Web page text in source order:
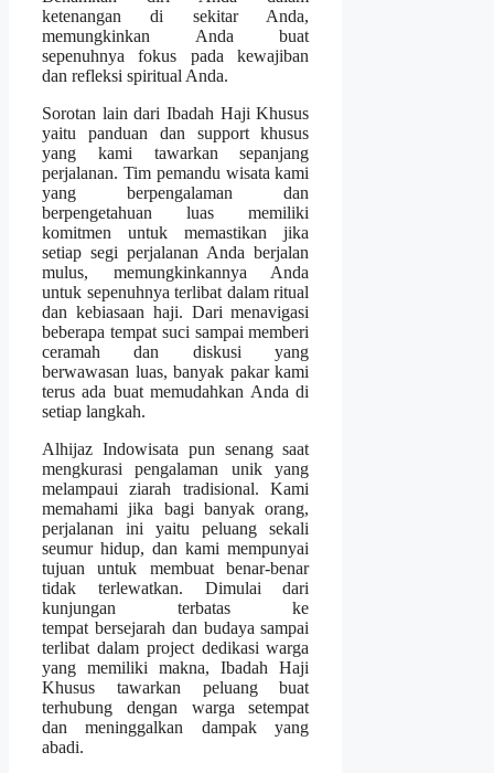
ketenangan di sekitar Anda,
memungkinkan Anda buat
sepenuhnya fokus pada kewajiban
dan refleksi spiritual Anda.
Sorotan lain dari Ibadah Haji Khusus
yaitu panduan dan support khusus
yang kami tawarkan sepanjang
perjalanan. Tim pemandu wisata kami
yang berpengalaman dan
berpengetahuan luas memiliki
komitmen untuk memastikan jika
setiap segi perjalanan Anda berjalan
mulus, memungkinkannya Anda
untuk sepenuhnya terlibat dalam ritual
dan kebiasaan haji. Dari menavigasi
beberapa tempat suci sampai memberi
ceramah dan diskusi yang
berwawasan luas, banyak pakar kami
terus ada buat memudahkan Anda di
setiap langkah.
Alhijaz Indowisata pun senang saat
mengkurasi pengalaman unik yang
melampaui ziarah tradisional. Kami
memahami jika bagi banyak orang,
perjalanan ini yaitu peluang sekali
seumur hidup, dan kami mempunyai
tujuan untuk membuat benar-benar
tidak terlewatkan. Dimulai dari
kunjungan terbatas ke
tempat bersejarah dan budaya sampai
terlibat dalam project dedikasi warga
yang memiliki makna, Ibadah Haji
Khusus tawarkan peluang buat
terhubung dengan warga setempat
dan meninggalkan dampak yang
abadi.